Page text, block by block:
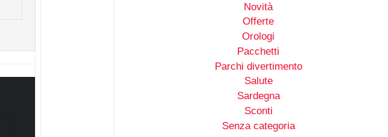
Novità
Offerte
Orologi
Pacchetti
Parchi divertimento
Salute
Sardegna
Sconti
Senza categoria